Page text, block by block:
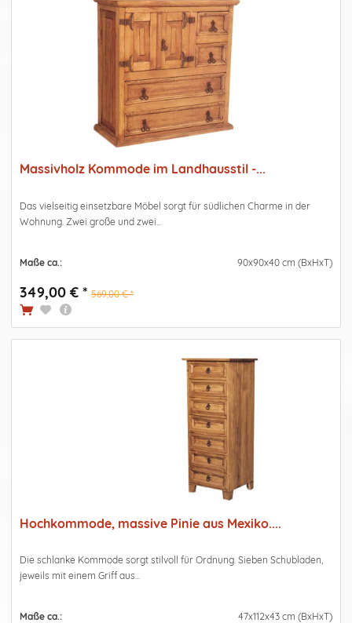
Massivholz Kommode im Landhausstil -...
Das vielseitig einsetzbare Möbel sorgt für südlichen Charme in der
Wohnung. Zwei große und zwei...
Maße ca.: 90x90x40 cm (BxHxT)
349,00 € * 569,00 € *
Hochkommode, massive Pinie aus Mexiko....
Die schlanke Kommode sorgt stilvoll für Ordnung. Sieben Schubladen,
jeweils mit einem Griff aus...
Maße ca.: 47x112x43 cm (BxHxT)